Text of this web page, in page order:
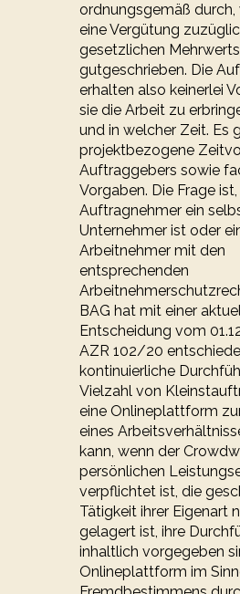
ordnungsgemäß durch,
eine Vergütung
gesetzlichen
gutgeschrieben. Die
erhalten also keinerlei
sie die Arbeit zu
und in welcher Zeit. Es
projektbezogene
Auftraggebers sowie
Vorgaben. Die Frage
Auftragnehmer ein
Unternehmer ist oder
Arbeitnehmer mit den
entsprechenden
BAG hat mit einer
Entscheidung vom
AZR 102/20
kontinuierliche
Vielzahl von
eine Onlineplattform
eines
kann, wenn der
persönlichen
verpflichtet ist, die
Tätigkeit ihrer Eigenart
gelagert ist, ihre
inhaltlich vorgegeben
Onlineplattform im